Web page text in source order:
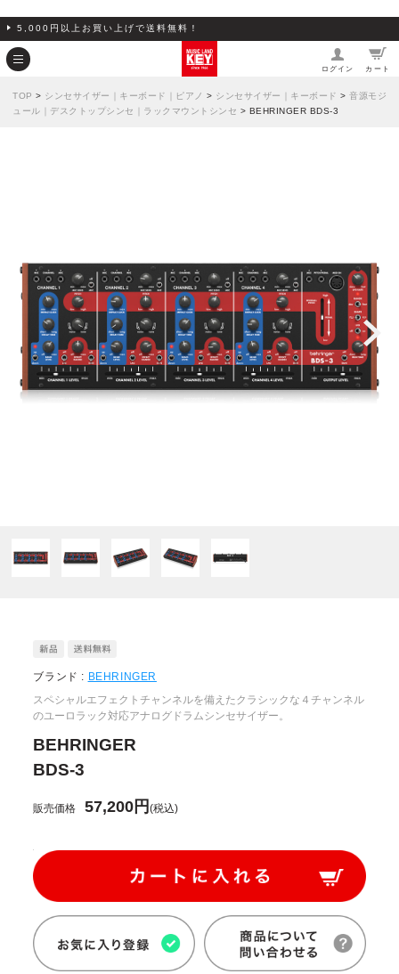
5,000円以上お買い上げで送料無料！
ログイン カート
TOP > シンセサイザー｜キーボード｜ピアノ > シンセサイザー｜キーボード > 音源モジ
ュール｜デスクトップシンセ｜ラックマウントシンセ > BEHRINGER BDS-3
ブランド : BEHRINGER
スペシャルエフェクトチャンネルを備えたクラシックな４チャンネル
のユーロラック対応アナログドラムシンセサイザー。
BEHRINGER
BDS-3
販売価格 57,200円(税込)